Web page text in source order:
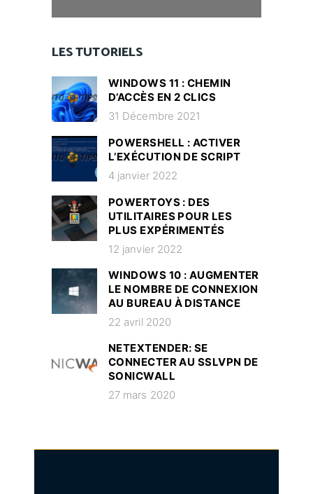
LES TUTORIELS
WINDOWS 11 : CHEMIN
D’ACCÈS EN 2 CLICS
31 Décembre 2021
POWERSHELL : ACTIVER
L’EXÉCUTION DE SCRIPT
4 janvier 2022
POWERTOYS : DES
UTILITAIRES POUR LES
PLUS EXPÉRIMENTÉS
12 janvier 2022
WINDOWS 10 : AUGMENTER
LE NOMBRE DE CONNEXION
AU BUREAU À DISTANCE
22 avril 2020
NETEXTENDER: SE
CONNECTER AU SSLVPN DE
SONICWALL
27 mars 2020